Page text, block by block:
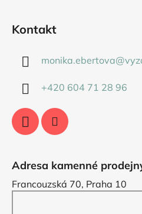
Kontakt
monika.ebertova@
+420 604 71 28 96
Adresa kamenné
Francouzská 70, Praha 10